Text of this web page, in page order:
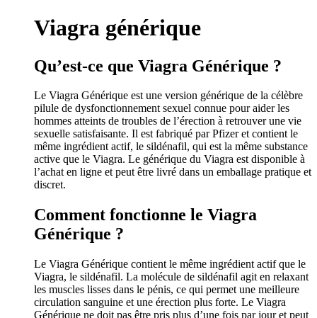
Viagra générique
Qu’est-ce que Viagra Générique ?
Le Viagra Générique est une version générique de la célèbre
pilule de dysfonctionnement sexuel connue pour aider les
hommes atteints de troubles de l’érection à retrouver une vie
sexuelle satisfaisante. Il est fabriqué par Pfizer et contient le
même ingrédient actif, le sildénafil, qui est la même substance
active que le Viagra. Le générique du Viagra est disponible à
l’achat en ligne et peut être livré dans un emballage pratique et
discret.
Comment fonctionne le Viagra
Générique ?
Le Viagra Générique contient le même ingrédient actif que le
Viagra, le sildénafil. La molécule de sildénafil agit en relaxant
les muscles lisses dans le pénis, ce qui permet une meilleure
circulation sanguine et une érection plus forte. Le Viagra
Générique ne doit pas être pris plus d’une fois par jour et peut